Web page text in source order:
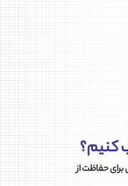
کنیم؟
حفاظت از